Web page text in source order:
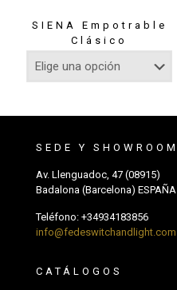
SIENA Empotrable
Clásico
SEDE Y SHOWROOM
Av. Llenguadoc, 47 (08915)
Badalona (Barcelona) ESPAÑA
Teléfono: +34934183856
info@fedeswitchandlight.com
CATÁLOGOS